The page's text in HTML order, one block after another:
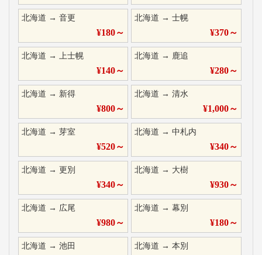
北海道 → 音更
¥180～
北海道 →士幌
¥370～
北海道 → 上士幌
¥140～
北海道 → 鹿追
¥280～
北海道 → 新得
¥800～
北海道 →清水
¥1,000～
北海道 → 芽室
¥520～
北海道 →中札内
¥340～
北海道 → 更別
¥340～
北海道 → 大樹
¥930～
北海道 → 広尾
¥980～
北海道 →幕別
¥180～
北海道 → 池田 北海道 →本別